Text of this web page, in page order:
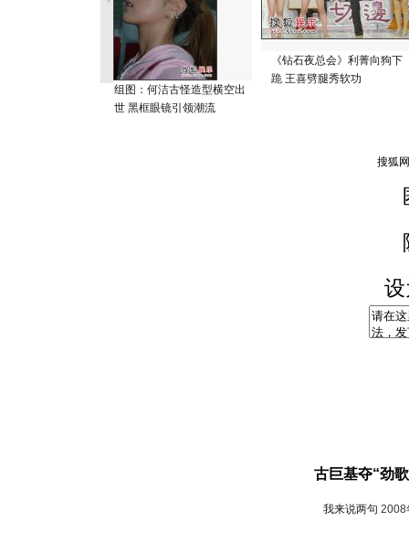
组图：何洁古怪造型横空出
世 黑框眼镜引领潮流
《钻石夜总会》利菁向狗下
跪 王喜劈腿秀软功
古巨基夺“劲
我来说两句 2008